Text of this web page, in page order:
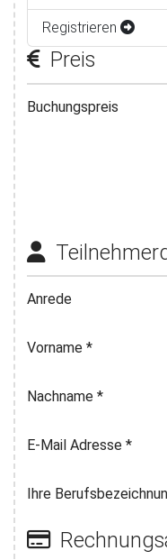
Registrieren
Preis
Buchungspreis
Anrede
Vorname*
Nachname*
E-Mail Adresse*
Ihre